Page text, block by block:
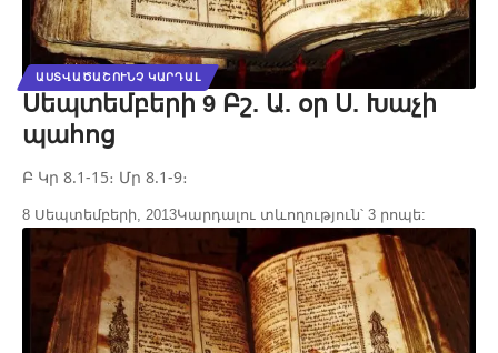
ԱՍՏՎԱԾԱՇՈՒՆՉ ԿԱՐԴԱԼ
Սեպտեմբերի 9 Բշ. Ա. օր Ս. Խաչի
պահոց
Բ Կր 8.1-15։ Մր 8.1-9։
8 Սեպտեմբերի, 2013Կարդալու տևողություն՝ 3 րոպե: